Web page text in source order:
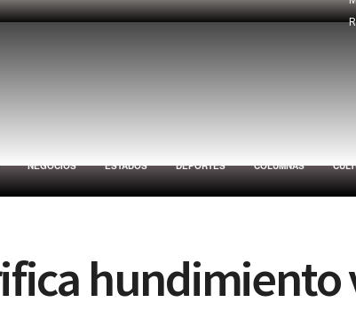
NEGOCIOS ESTADOS DEPORTES COLUMNAS